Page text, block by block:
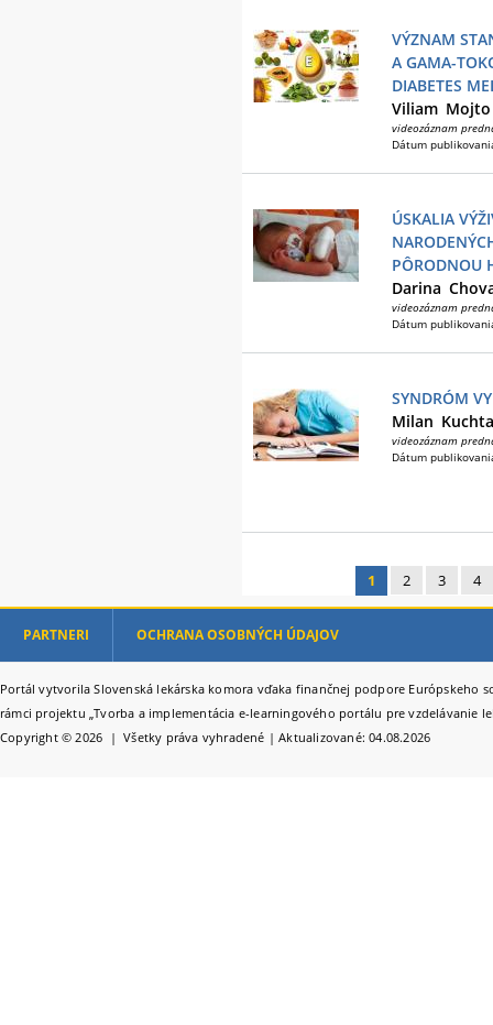
VÝZNAM
A GAMA-
DIABETES
Viliam Mojto
videozáznam
Dátum
ÚSKALIA
PÔRODNOU
Darina
videozáznam
Dátum
SYNDRÓM
Milan Kuchta
videozáznam
Dátum
Stránky
1 2 3 4
PARTNERI OCHRANA OSOBNÝCH ÚDAJOV
Portál vytvorila Slovenská lekárska komora vďaka finančnej podpore Európskeho
rámci projektu „Tvorba a implementácia e-learningového portálu pre vzdelávanie
Copyright © 2026 | Všetky práva vyhradené | Aktualizované: 04.08.2026